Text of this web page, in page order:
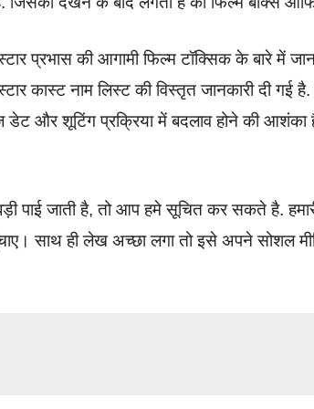
प्रभास की आगामी फिल्म टॉक्सिक के बारे में
कास्ट नाम लिस्ट की विस्तृत जानकारी दी गई
डेट और शूटिंग प्रक्रिया में बदलाव होने की
पाई जाती है, तो आप हमे सूचित कर सकते है.
साथ ही लेख अच्छा लगा तो इसे अपने सोशल